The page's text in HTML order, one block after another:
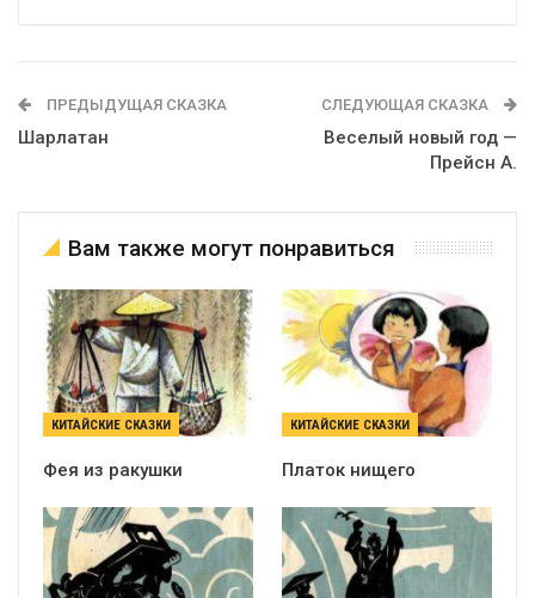
ПРЕДЫДУЩАЯ СКАЗКА
Шарлатан
СЛЕДУЮЩАЯ СКАЗКА
Веселый новый год —
Прейсн А.
Вам также могут понравиться
КИТАЙСКИЕ СКАЗКИ
Фея из ракушки
КИТАЙСКИЕ СКАЗКИ
Платок нищего